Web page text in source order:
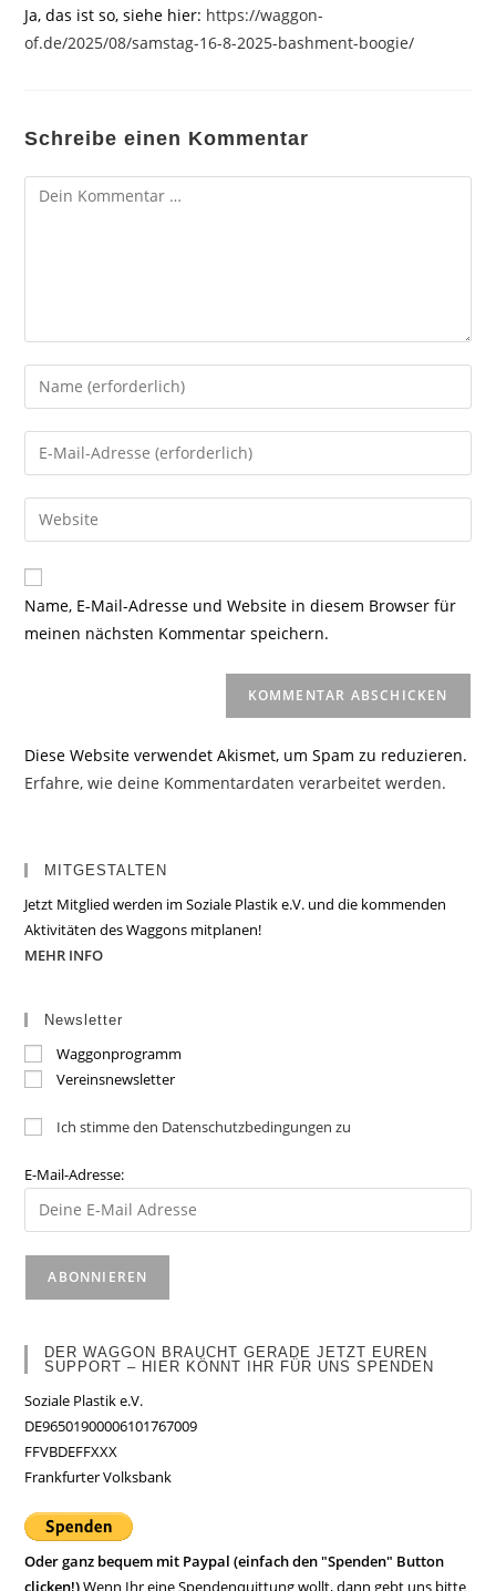
Ja, das ist so, siehe hier: https://waggon-
of.de/2025/08/samstag-16-8-2025-bashment-boogie/
Schreibe einen Kommentar
Kommentar
Gib
deinen
Namen
oder
zum
Kommentieren
ein
Gib
deine
E-
Mail-
zum
Kommentieren
ein
Gib
deine
Website-
URL
Name, E-Mail-Adresse und Website in diesem Browser für
meinen nächsten Kommentar speichern.
Diese Website verwendet Akismet, um Spam zu reduzieren.
Erfahre, wie deine Kommentardaten verarbeitet werden.
MITGESTALTEN
Jetzt Mitglied werden im Soziale Plastik e.V. und die kommenden
Aktivitäten des Waggons mitplanen!
MEHR INFO
Newsletter
Waggonprogramm
Vereinsnewsletter
Ich stimme den Datenschutzbedingungen zu
E-Mail-Adresse:
DER WAGGON BRAUCHT GERADE JETZT EUREN
SUPPORT – HIER KÖNNT IHR FÜR UNS SPENDEN
Soziale Plastik e.V.
DE96501900006101767009
FFVBDEFFXXX
Frankfurter Volksbank
Oder ganz bequem mit Paypal (einfach den "Spenden" Button
clicken!)Wenn Ihr eine Spendenquittung wollt, dann gebt uns bitte